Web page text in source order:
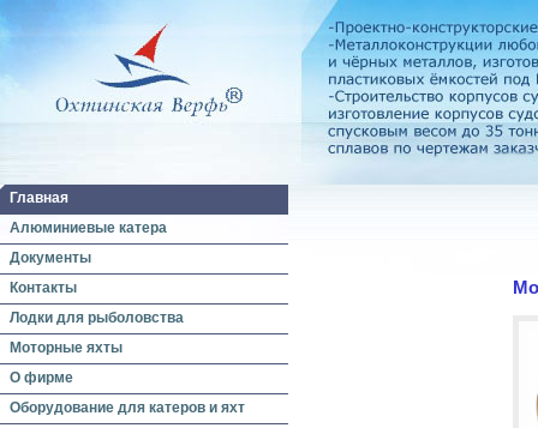
Главная
Алюминиевые катера
Документы
Контакты
Лодки для рыболовства
Моторные яхты
О фирме
Оборудование для катеров и яхт